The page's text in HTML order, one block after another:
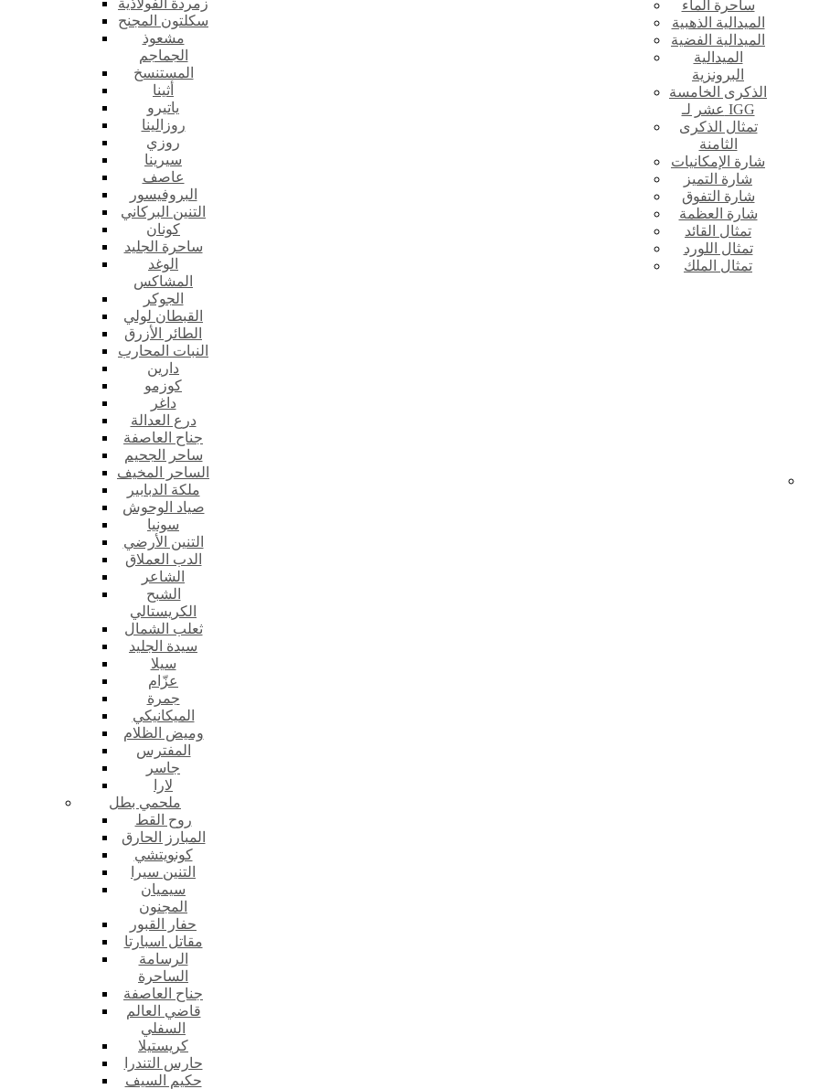
زمردة الفولاذية
سكلتون المجنح
مشعوذ
الجماجم
المستنسخ
أثينا
ياتيرو
روزالينا
روزي
سيرينا
عاصف
البروفيسور
التنين البركاني
كونان
ساحرة الجليد
الوغد
المشاكس
الجوكر
القبطان لولي
الطائر الأزرق
النبات المحارب
دارين
كوزمو
داغر
درع العدالة
جناح العاصفة
ساحر الجحيم
الساحر المخيف
ملكة الدبابير
صياد الوحوش
سونيا
التنين الأرضي
الدب العملاق
الشاعر
الشبح
الكريستالي
ثعلب الشمال
سيدة الجليد
سيلا
عزّام
جمرة
الميكانيكي
وميض الظلام
المفترس
جاسر
لارا
ملحمي بطل
روح القط
المبارز الحارق
كونويتشي
التنين سيرا
سيميان
المجنون
حفار القبور
مقاتل اسبارتا
الرسامة
الساحرة
جناح العاصفة
قاضي العالم
السفلي
كريستيلا
حارس التندرا
حكيم السيف
ساحرة الماء
الميدالية الذهبية
الميدالية الفضية
الميدالية
البرونزية
الذكرى الخامسة
عشر لـ IGG
تمثال الذكرى
الثامنة
شارة الإمكانيات
شارة التميز
شارة التفوق
شارة العظمة
تمثال القائد
تمثال اللورد
تمثال الملك